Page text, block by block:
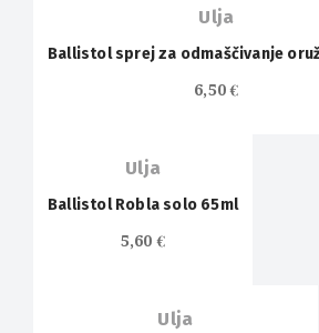
Ulja
Ballistol sprej za odmaščivanje
6,50€
Ulja
Ballistol Robla solo 65ml
5,60€
Ulja